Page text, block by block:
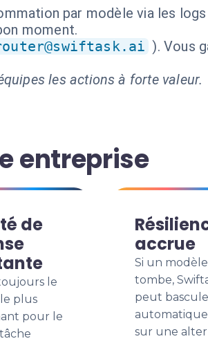
par modèle via les
moment.
). Vous
les actions à forte valeur.
entreprise
de
le
plus
pour le
accrue
Si un modèle
tombe,
peut
sur une